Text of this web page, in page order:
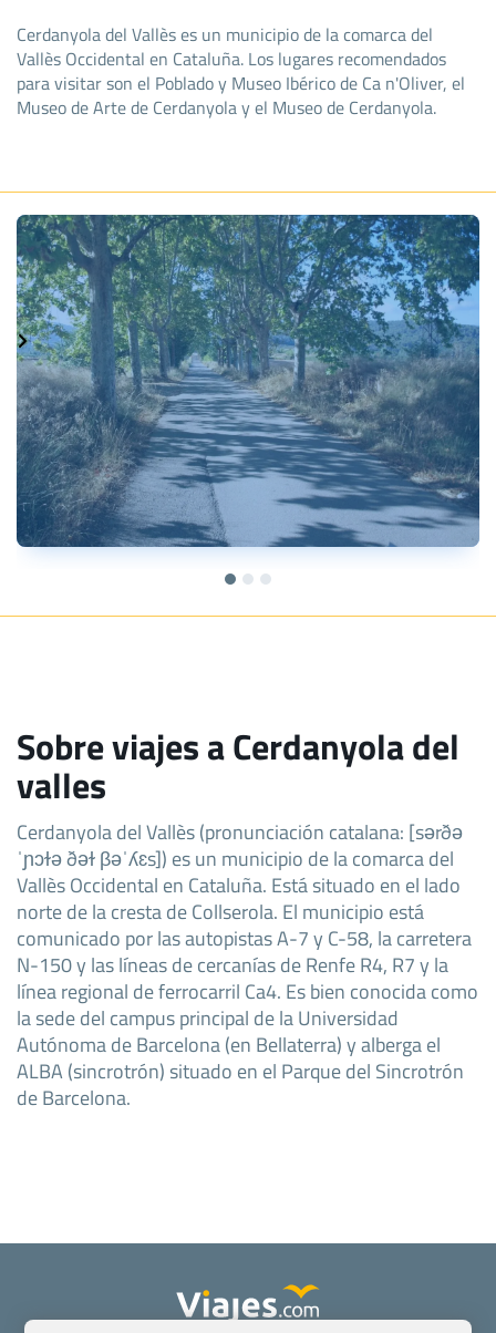
Cerdanyola del Vallès es un municipio de la comarca del
Vallès Occidental en Cataluña. Los lugares recomendados
para visitar son el Poblado y Museo Ibérico de Ca n'Oliver, el
Museo de Arte de Cerdanyola y el Museo de Cerdanyola.
Sobre viajes a Cerdanyola del
valles
Cerdanyola del Vallès (pronunciación catalana: [sərðə
ˈɲɔɫə ðəɫ βəˈʎɛs]) es un municipio de la comarca del
Vallès Occidental en Cataluña. Está situado en el lado
norte de la cresta de Collserola. El municipio está
comunicado por las autopistas A-7 y C-58, la carretera
N-150 y las líneas de cercanías de Renfe R4, R7 y la
línea regional de ferrocarril Ca4. Es bien conocida como
la sede del campus principal de la Universidad
Autónoma de Barcelona (en Bellaterra) y alberga el
ALBA (sincrotrón) situado en el Parque del Sincrotrón
de Barcelona.